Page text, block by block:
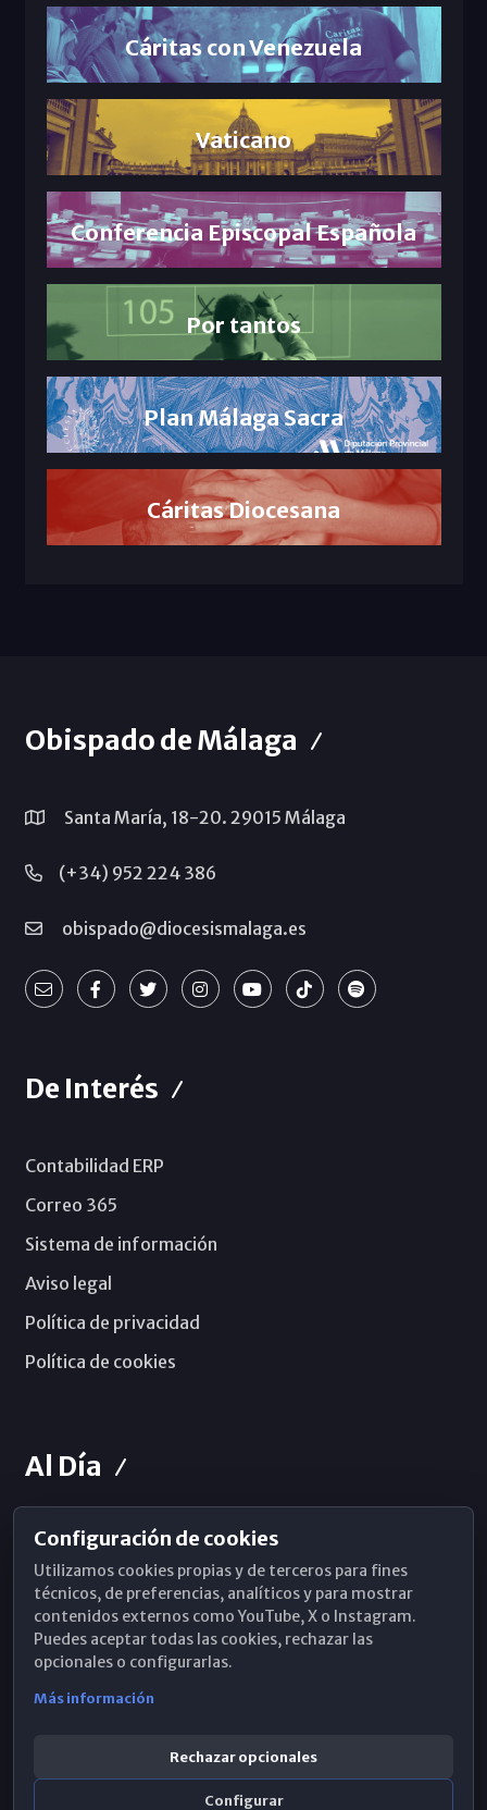
Cáritas con Venezuela
Vaticano
Conferencia Episcopal Española
Por tantos
Plan Málaga Sacra
Cáritas Diocesana
Obispado de Málaga
Santa María, 18-20. 29015 Málaga
(+34) 952 224 386
obispado@diocesismalaga.es
De Interés
Contabilidad ERP
Correo 365
Sistema de información
Aviso legal
Política de privacidad
Política de cookies
Al Día
Horarios de Misa
Hemeroteca
WhatsApp
Configuración de cookies
Utilizamos cookies propias y de terceros para fines
técnicos, de preferencias, analíticos y para mostrar
contenidos externos como YouTube, X o Instagram.
Puedes aceptar todas las cookies, rechazar las
opcionales o configurarlas.
Más información
Rechazar opcionales
Configurar